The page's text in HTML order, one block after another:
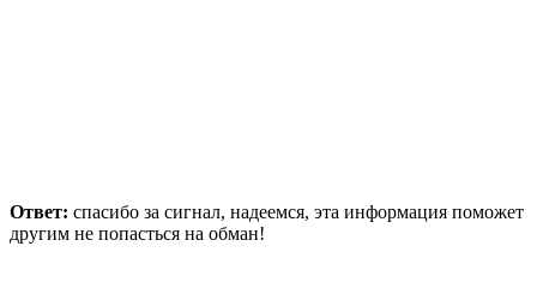
Ответ: спасибо за сигнал, надеемся, эта информация поможет
другим не попасться на обман!